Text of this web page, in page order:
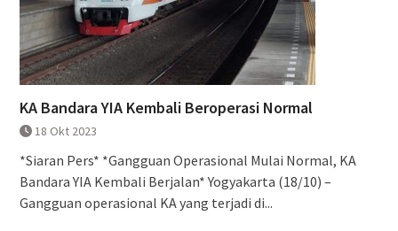
KA Bandara YIA Kembali Beroperasi Normal
18 Okt 2023
*Siaran Pers* *Gangguan Operasional Mulai Normal, KA
Bandara YIA Kembali Berjalan* Yogyakarta (18/10) –
Gangguan operasional KA yang terjadi di...